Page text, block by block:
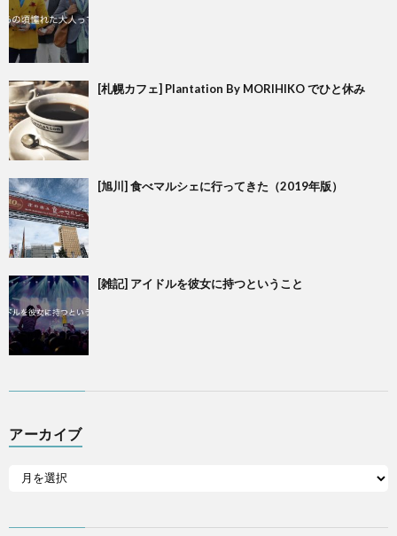
[札幌カフェ] Plantation By MORIHIKO でひと休み
[旭川] 食べマルシェに行ってきた（2019年版）
[雑記] アイドルを彼女に持つということ
アーカイブ